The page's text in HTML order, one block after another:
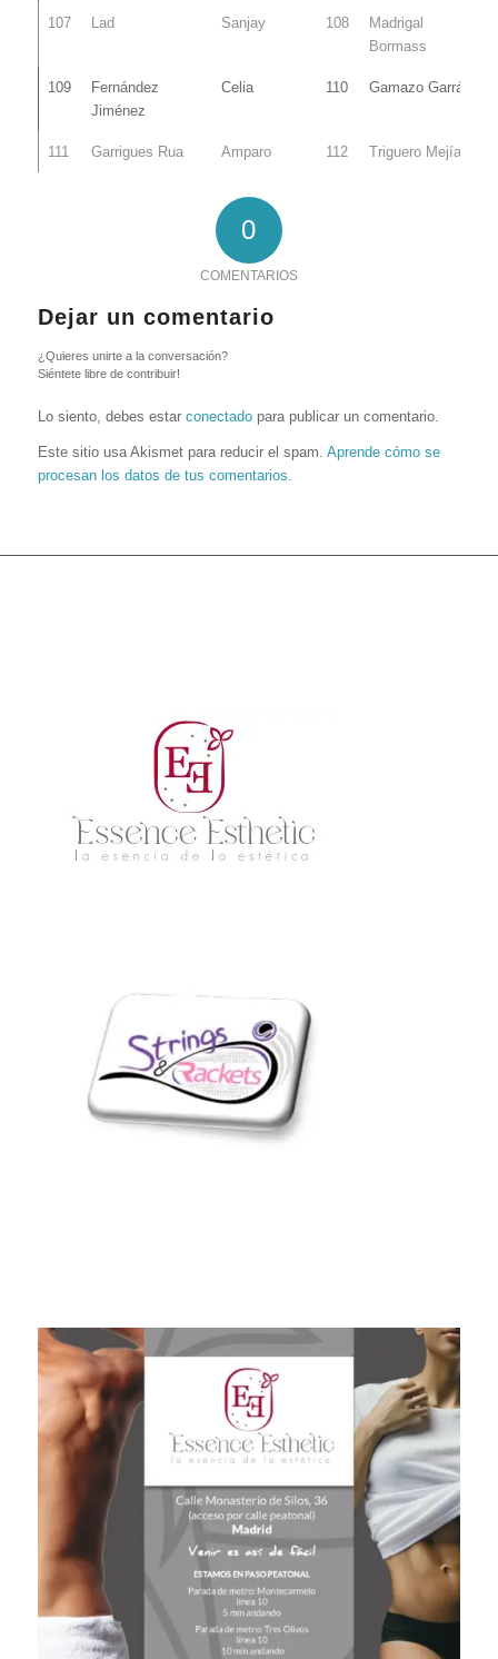
107 Lad Sanjay 108
Madrigal
Bormass
109
Fernández
Jiménez
Celia 110 Gamazo Garrán
111 Garrigues Rua Amparo 112 Triguero Mejías
0
COMENTARIOS
Dejar un comentario
¿Quieres unirte a la conversación?
Siéntete libre de contribuir!
Lo siento, debes estar conectadopara publicar un comentario.
Este sitio usa Akismet para reducir el spam. Aprende cómo se
procesan los datos de tus comentarios.